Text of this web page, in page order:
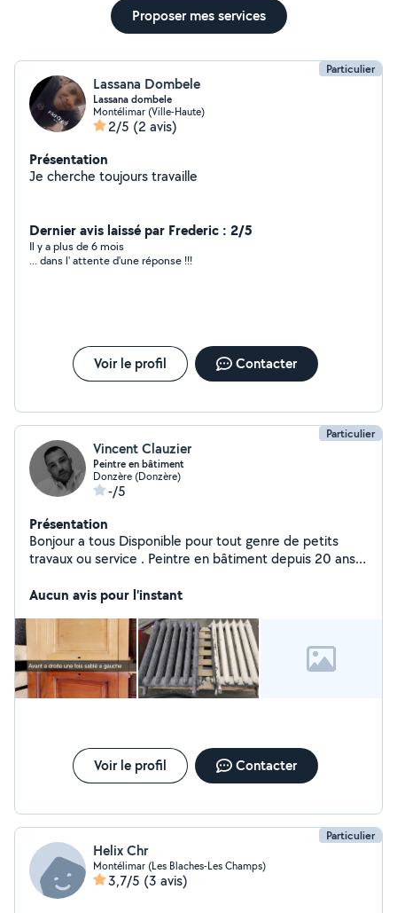
Proposer mes services
Particulier
Lassana Dombele
Lassana dombele
Montélimar (Ville-Haute)
2/5 (2 avis)
Présentation
Je cherche toujours travaille
Dernier avis laissé par Frederic : 2/5
Il y a plus de 6 mois
... dans l' attente d'une réponse !!!
Voir le profil Contacter
Particulier
Vincent Clauzier
Peintre en bâtiment
Donzère (Donzère)
-/5
Présentation
Bonjour a tous Disponible pour tout genre de petits
travaux ou service . Peintre en bâtiment depuis 20 ans
- sablage meuble Snap boulette26700
Aucun avis pour l'instant
Voir le profil Contacter
Particulier
Helix Chr
Montélimar (Les Blaches-Les Champs)
3,7/5 (3 avis)